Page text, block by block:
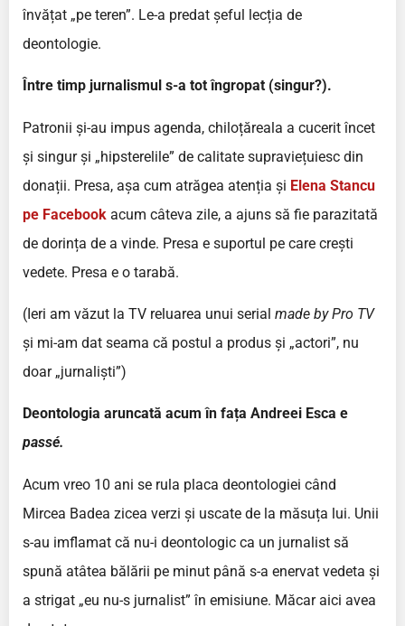
învățat „pe teren”. Le-a predat șeful lecția de
deontologie.
Între timp jurnalismul s-a tot îngropat (singur?).
Patronii și-au impus agenda, chiloțăreala a cucerit încet
și singur și „hipsterelile” de calitate supraviețuiesc din
donații. Presa, așa cum atrăgea atenția și Elena Stancu
pe Facebook acum câteva zile, a ajuns să fie parazitată
de dorința de a vinde. Presa e suportul pe care crești
vedete. Presa e o tarabă.
(Ieri am văzut la TV reluarea unui serial made by Pro TV
și mi-am dat seama că postul a produs și „actori”, nu
doar „jurnaliști”)
Deontologia aruncată acum în fața Andreei Esca e
passé.
Acum vreo 10 ani se rula placa deontologiei când
Mircea Badea zicea verzi și uscate de la măsuța lui. Unii
s-au imflamat că nu-i deontologic ca un jurnalist să
spună atâtea bălării pe minut până s-a enervat vedeta și
a strigat „eu nu-s jurnalist” în emisiune. Măcar aici avea